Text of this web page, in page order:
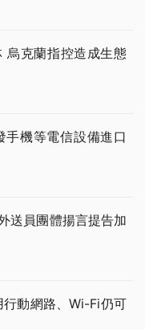
烏克蘭指控造成生態
機等電信設備進口
送員團體揚言提告加
動網路、Wi-Fi仍可